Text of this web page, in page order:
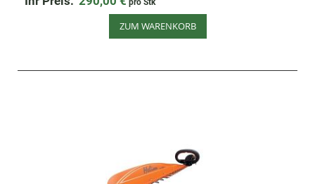
pro Stk
ZUM WARENKORB